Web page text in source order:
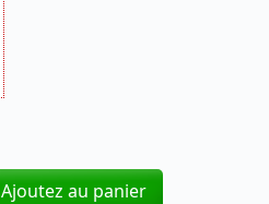
Ajoutez au panier